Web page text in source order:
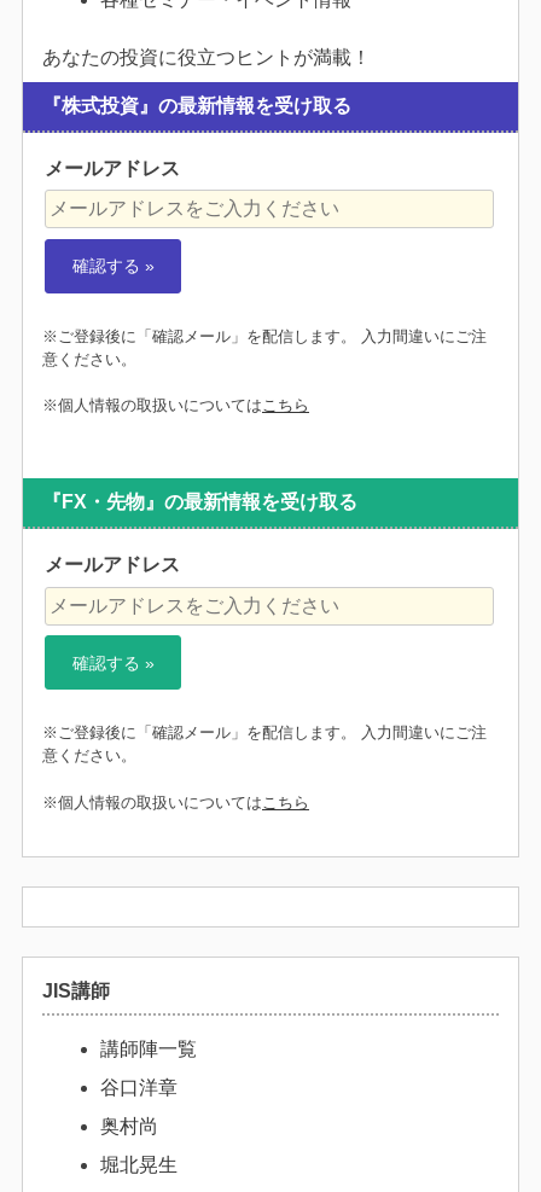
あなたの投資に役立つヒントが満載！
『株式投資』の最新情報を受け取る
メールアドレス
※ご登録後に「確認メール」を配信します。 入力間違いにご注
意ください。
※個人情報の取扱いについてはこちら
『FX・先物』の最新情報を受け取る
メールアドレス
※ご登録後に「確認メール」を配信します。 入力間違いにご注
意ください。
※個人情報の取扱いについては こちら
JIS講師
講師陣一覧
谷口洋章
奥村尚
堀北晃生